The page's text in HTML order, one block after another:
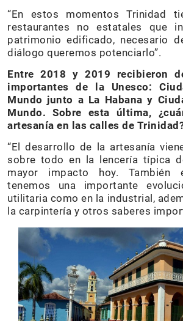
“En estos momentos Trinidad
restaurantes no estatales que
patrimonio edificado, necesario
diálogo queremos potenciarlo”.
Entre 2018 y 2019 recibieron
importantes de la Unesco:
Mundo junto a La Habana y
Mundo. Sobre esta última,
artesanía en las calles de
“El desarrollo de la artesanía
sobre todo en la lencería típica
mayor impacto hoy. También
tenemos una importante
utilitaria como en la industrial,
la carpintería y otros saberes